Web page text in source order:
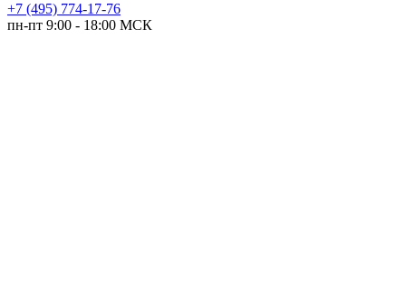
+7 (495) 774-17-76
пн-пт 9:00 - 18:00 МСК